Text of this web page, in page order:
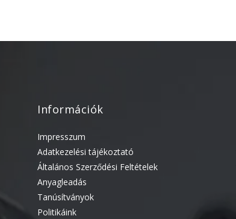
Információk
Impresszum
Adatkezelési tájékoztató
Általános Szerződési Feltételek
Anyagleadás
Tanúsítványok
Politikáink